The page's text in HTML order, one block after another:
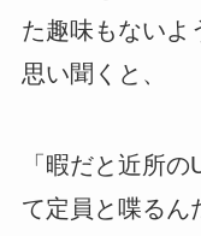
た趣味もないよ
思い聞くと、
「暇だと近所
て定員と喋るん